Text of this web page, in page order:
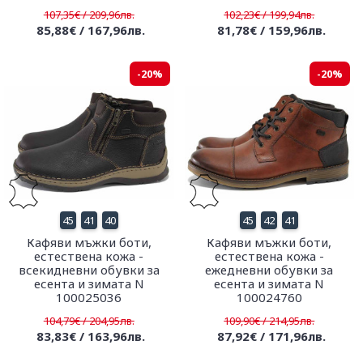
107,35€ / 209,96лв.
85,88€ / 167,96лв.
102,23€ / 199,94лв.
81,78€ / 159,96лв.
-20%
45 41 40
Кафяви мъжки боти,
естествена кожа -
всекидневни обувки за
есента и зимата N
100025036
104,79€ / 204,95лв.
83,83€ / 163,96лв.
-20%
45 42 41
Кафяви мъжки боти,
естествена кожа -
ежедневни обувки за
есента и зимата N
100024760
109,90€ / 214,95лв.
87,92€ / 171,96лв.